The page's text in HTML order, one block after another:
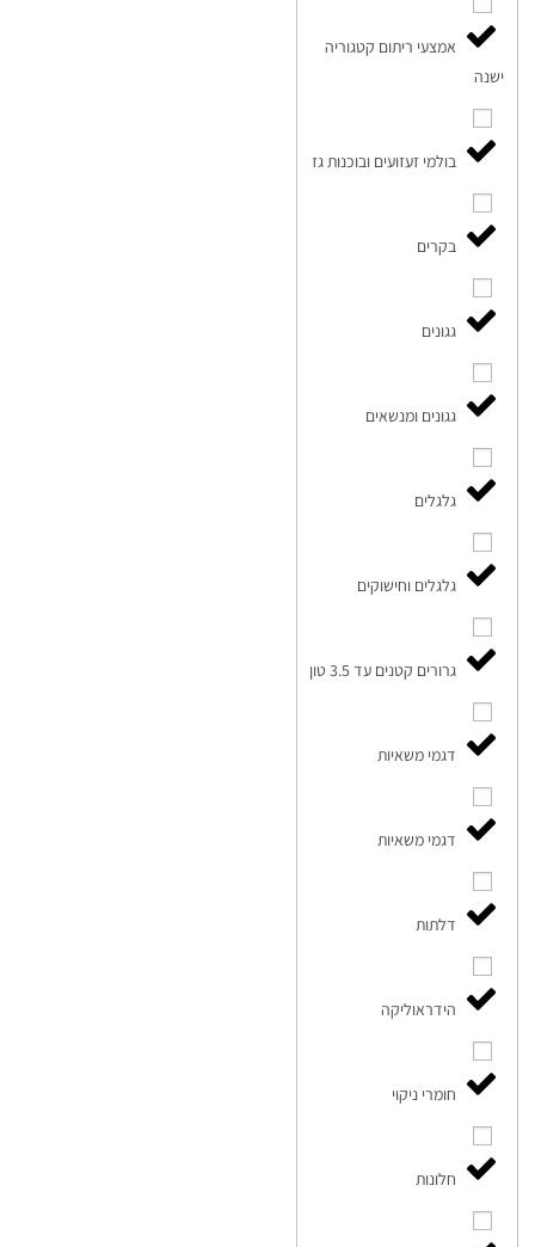
אמצעי ריתום קטגוריה
ישנה
בולמי זעזועים ובוכנות גז
בקרים
גגונים
גגונים ומנשאים
גלגלים
גלגלים וחישוקים
גרורים קטנים עד 3.5 טון
דגמי משאיות
דגמי משאיות
דלתות
הידראוליקה
חומרי ניקוי
חלונות